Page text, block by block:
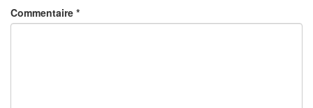
Commentaire *